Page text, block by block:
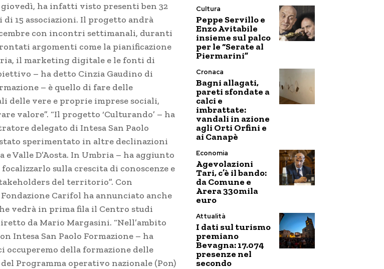
giovedì, ha infatti visto presenti ben 32
15 associazioni. Il progetto andrà
con incontri settimanali, duranti
argomenti come la pianificazione
il marketing digitale e le fonti di
– ha detto Cinzia Gaudino di
– è quello di fare delle
delle vere e proprie imprese sociali,
valore”. “Il progetto ‘Culturando’ – ha
delegato di Intesa San Paolo
sperimentato in altre declinazioni
Valle D’Aosta. In Umbria – ha aggiunto
sulla crescita di conoscenze e
del territorio”. Con
Fondazione Carifol ha annunciato anche
vedrà in prima fila il Centro studi
da Mario Margasini. “Nell’ambito
Intesa San Paolo Formazione – ha
occuperemo della formazione delle
Programma operativo nazionale (Pon)
Cultura
Peppe Servillo e
Enzo Avitabile
insieme sul palco
per le “Serate al
Piermarini”
Cronaca
Bagni allagati,
pareti sfondate a
calci e
imbrattate:
vandali in azione
agli Orti Orfini e
ai Canapè
Economia
Agevolazioni
Tari, c’è il bando:
da Comune e
Arera 330mila
euro
Attualità
I dati sul turismo
premiano
Bevagna: 17.074
presenze nel
secondo